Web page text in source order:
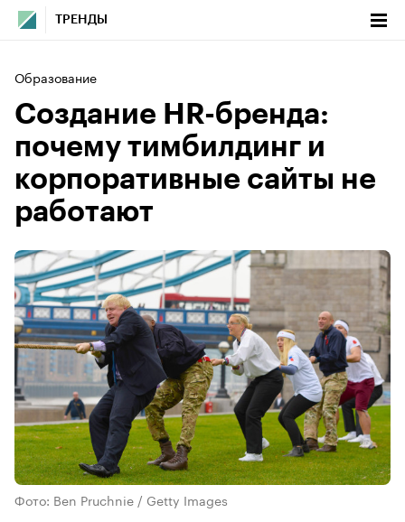
ТРЕНДЫ
Образование
Создание HR-бренда:
почему тимбилдинг и
корпоративные сайты не
работают
Фото: Ben Pruchnie / Getty Images